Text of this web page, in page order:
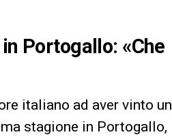
Portogallo: «Che
italiano ad aver vinto un
stagione in Portogallo,